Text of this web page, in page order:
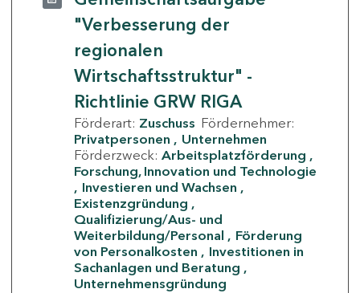
"Verbesserung der
regionalen
Wirtschaftsstruktur" -
Richtlinie GRW RIGA
Förderart: Zuschuss Fördernehmer:
Privatpersonen
Unternehmen
Förderzweck: Arbeitsplatzförderung
Forschung, Innovation und Technologie
Investieren und Wachsen
Existenzgründung
Qualifizierung/Aus- und
Weiterbildung/Personal
Förderung
von Personalkosten
Investitionen in
Sachanlagen und Beratung
Unternehmensgründung